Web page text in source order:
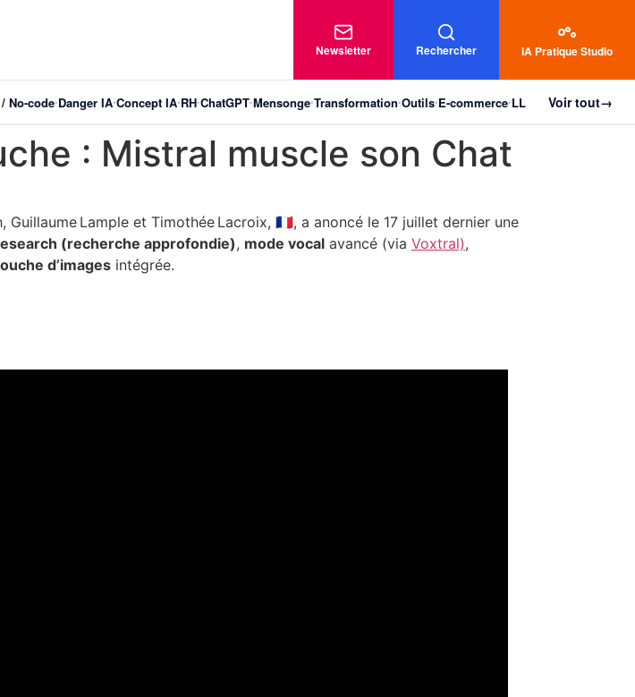
Newsletter Rechercher IA Pratique Studio
No-code•Danger IA•Concept IA•RH•ChatGPT•Mensonge•Transformation•Outils•E-commerce•LLM Robotique & IoT
Voir tout→
: Mistral muscle son Chat
Lample et Timothée Lacroix, 🇫🇷, a anoncé le 17 juillet dernier une
(recherche approfondie), mode vocal avancé (via Voxtral),
d’images intégrée.